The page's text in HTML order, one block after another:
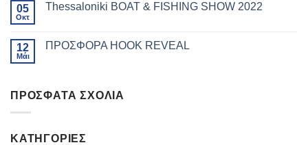
05
Οκτ
Thessaloniki BOAT & FISHING SHOW 2022
12
Μάι
ΠΡΟΣΦΟΡΑ HOOK REVEAL
ΠΡΌΣΦΑΤΑ ΣΧΌΛΙΑ
ΚΑΤΗΓΟΡΊΕΣ